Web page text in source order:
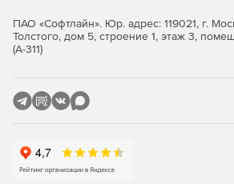
доступности путем кластеризации
создания максимально надежной
компонентам корпоративной сети
защита сотрудников от онлайн-атак.
Антивирус – обнаружение и
вирусных заражений через
трафик.
ПАО «Софтлайн». Юр. адрес: 119021, г.
Толстого, дом 5, строение 1, этаж 3,
(А-311)